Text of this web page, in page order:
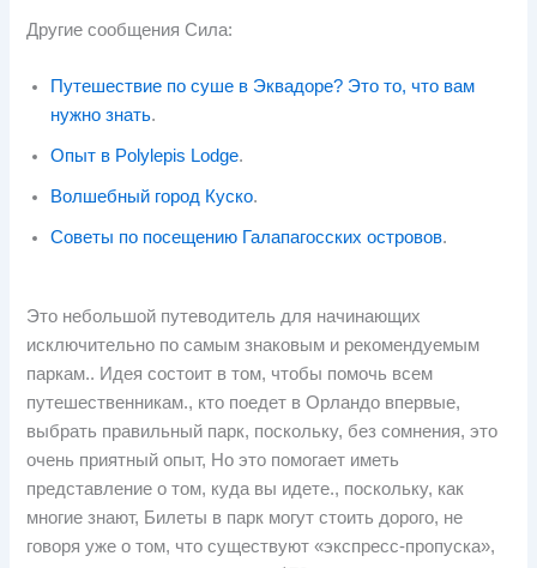
Другие сообщения Сила:
Путешествие по суше в Эквадоре? Это то, что вам
нужно знать.
Опыт в Polylepis Lodge.
Волшебный город Куско.
Советы по посещению Галапагосских островов.
Это небольшой путеводитель для начинающих
исключительно по самым знаковым и рекомендуемым
паркам.. Идея состоит в том, чтобы помочь всем
путешественникам., кто поедет в Орландо впервые,
выбрать правильный парк, поскольку, без сомнения, это
очень приятный опыт, Но это помогает иметь
представление о том, куда вы идете., поскольку, как
многие знают, Билеты в парк могут стоить дорого, не
говоря уже о том, что существуют «экспресс-пропуска»,